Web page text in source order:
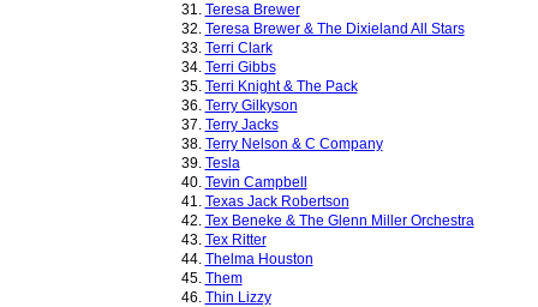
31. Teresa Brewer
32. Teresa Brewer & The Dixieland All Stars
33. Terri Clark
34. Terri Gibbs
35. Terri Knight & The Pack
36. Terry Gilkyson
37. Terry Jacks
38. Terry Nelson & C Company
39. Tesla
40. Tevin Campbell
41. Texas Jack Robertson
42. Tex Beneke & The Glenn Miller Orchestra
43. Tex Ritter
44. Thelma Houston
45. Them
46. Thin Lizzy